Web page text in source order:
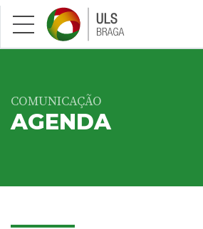
Saltar para conteúdo principal
COMUNICAÇÃO
AGENDA